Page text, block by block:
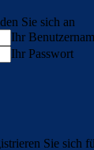
Sie sich an
Ihr
Ihr Passwort
Sie sich